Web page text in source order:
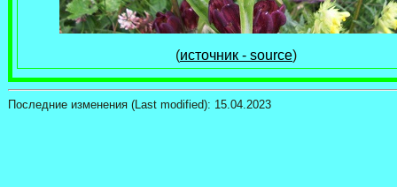
(источник - source)
Последние изменения (Last modified): 15.04.2023